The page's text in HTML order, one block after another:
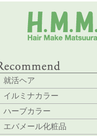
就活ヘア
イルミナカラー
ハーブカラー
エバメール化粧品